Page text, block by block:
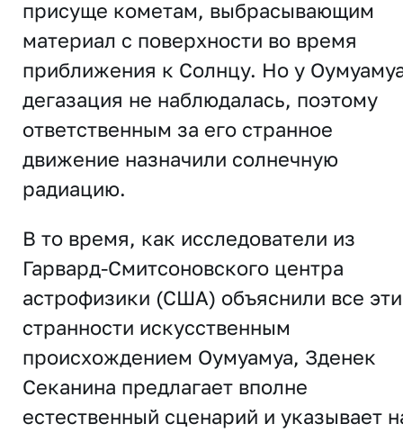
присуще кометам, выбрасывающим
материал с поверхности во время
приближения к Солнцу. Но у
дегазация не наблюдалась, поэтому
ответственным за его странное
движение назначили солнечную
радиацию.
В то время, как исследователи из
Гарвард-Смитсоновского центра
астрофизики (США) объяснили все эти
странности искусственным
происхождением Оумуамуа, Зденек
Секанина предлагает вполне
естественный сценарий и указывает